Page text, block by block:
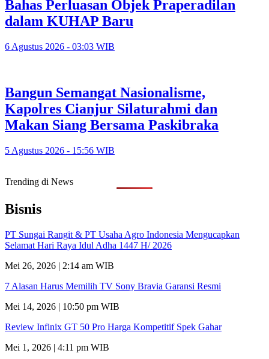
Bahas Perluasan Objek Praperadilan
dalam KUHAP Baru
6 Agustus 2026 - 03:03 WIB
Bangun Semangat Nasionalisme,
Kapolres Cianjur Silaturahmi dan
Makan Siang Bersama Paskibraka
5 Agustus 2026 - 15:56 WIB
Trending di News
Bisnis
PT Sungai Rangit & PT Usaha Agro Indonesia Mengucapkan
Selamat Hari Raya Idul Adha 1447 H/ 2026
Mei 26, 2026 | 2:14 am WIB
7 Alasan Harus Memilih TV Sony Bravia Garansi Resmi
Mei 14, 2026 | 10:50 pm WIB
Review Infinix GT 50 Pro Harga Kompetitif Spek Gahar
Mei 1, 2026 | 4:11 pm WIB